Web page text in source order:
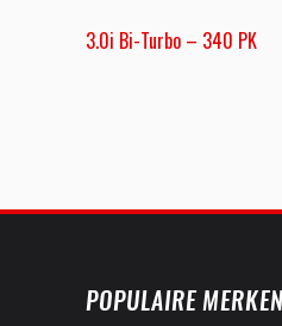
3.0i Bi-Turbo – 340 PK
POPULAIRE MERKEN